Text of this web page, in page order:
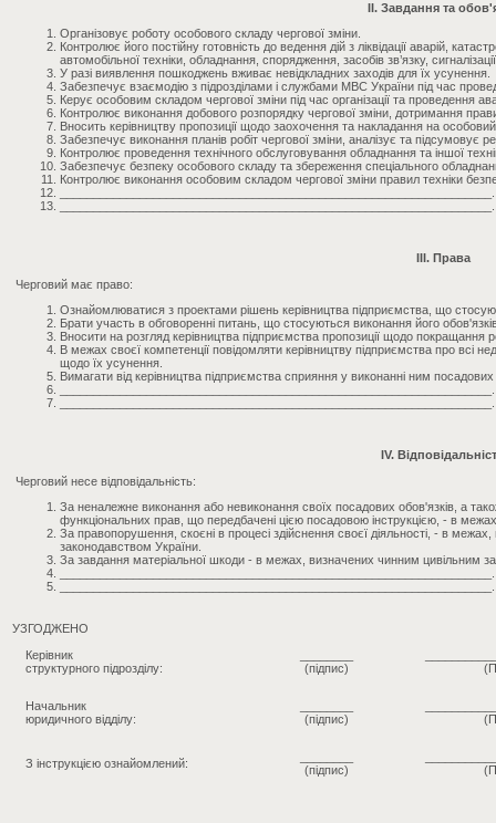
II. Завдання та
Організовує роботу особового складу чергової зміни.
Контролює його постійну готовність до ведення дій з ліквідації аварій,
автомобільної техніки, обладнання, спорядження, засобів зв’язку,
У разі виявлення пошкоджень вживає невідкладних заходів для їх усунення.
Забезпечує взаємодію з підрозділами і службами МВС України під час
Керує особовим складом чергової зміни під час організації та проведення
Контролює виконання добового розпорядку чергової зміни, дотримання
Вносить керівництву пропозиції щодо заохочення та накладання на
Забезпечує виконання планів робіт чергової зміни, аналізує та підсумовує
Контролює проведення технічного обслуговування обладнання та іншої
Забезпечує безпеку особового складу та збереження спеціального
Контролює виконання особовим складом чергової зміни правил техніки
III. Права
Черговий має право:
Ознайомлюватися з проектами рішень керівництва підприємства, що
Брати участь в обговоренні питань, що стосуються виконання його
Вносити на розгляд керівництва підприємства пропозиції щодо покращання
В межах своєї компетенції повідомляти керівництву підприємства про всі
щодо їх усунення.
Вимагати від керівництва підприємства сприяння у виконанні ним посадових
IV.
Черговий несе відповідальність:
За неналежне виконання або невиконання своїх посадових обов'язків, а
функціональних прав, що передбачені цією посадовою інструкцією, - в
За правопорушення, скоєні в процесі здійснення своєї діяльності, - в
законодавством України.
За завдання матеріальної шкоди - в межах, визначених чинним цивільним
УЗГОДЖЕНО
Керівник
структурного підрозділу:
(підпис)
Начальник
юридичного відділу:
(підпис)
З інструкцією ознайомлений:
(підпис)